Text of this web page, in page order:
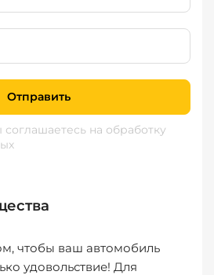
Отправить
на обработку
чтобы ваш автомобиль
удовольствие! Для